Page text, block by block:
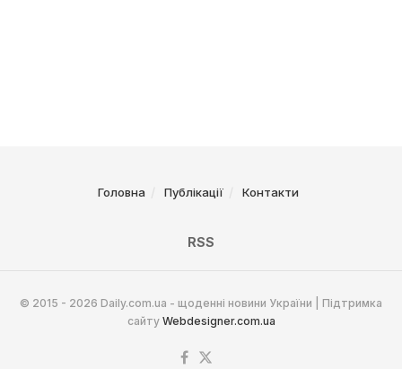
Головна Публікації Контакти
RSS
© 2015 - 2026 Daily.com.ua - щоденні новини України | Підтримка
сайту Webdesigner.com.ua